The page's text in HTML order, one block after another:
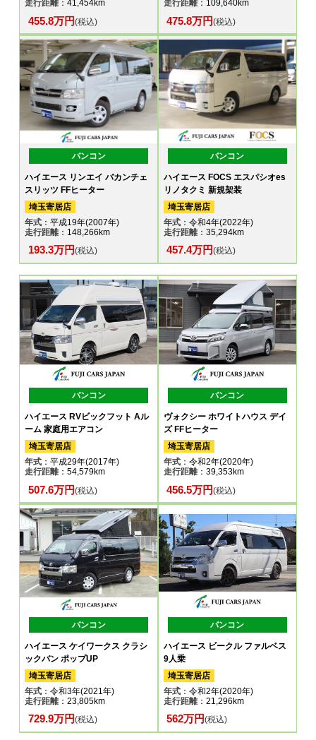
走行距離：41,454km
455.8万円(税込)
走行距離：109,640km
475.8万円(税込)
バンコン
ハイエース リンエイ バカンチェ
スリッツ FFヒーター
埼玉寄居店
年式 ：平成19年(2007年)
走行距離：148,266km
193.3万円(税込)
バンコン
ハイエース FOCS エスパシオes
リノタクミ 新規架装
埼玉寄居店
年式：令和4年(2022年)
走行距離：35,294km
457.4万円(税込)
バンコン
ハイエース RVビックフット Aル
ーム 家庭用エアコン
埼玉寄居店
年式 ：平成29年(2017年)
走行距離：54,579km
507.6万円(税込)
バンコン
ヴォクシー ホワイトハウス デイ
ズ FFヒーター
埼玉寄居店
年式：令和2年(2020年)
走行距離：39,353km
456.5万円(税込)
バンコン
ハイエース ケイワークス クラシ
ックバン ポップUP
埼玉寄居店
年式 ：令和3年(2021年)
走行距離：23,805km
729.9万円(税込)
バンコン
ハイエース ビークル ファルベス
9人乗
埼玉寄居店
年式：令和2年(2020年)
走行距離：21,296km
562万円(税込)